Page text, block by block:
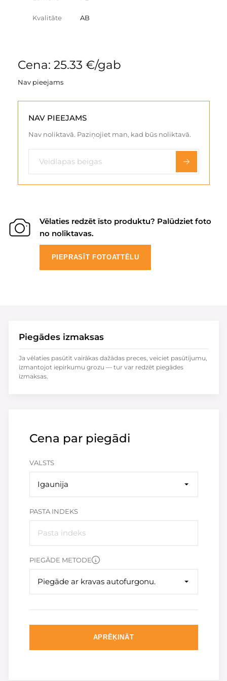
Kvalitāte AB
Cena: 25.33 €/gab
Nav pieejams
NAV PIEEJAMS
Nav noliktavā. Paziņojiet man, kad būs noliktavā.
Vēlaties redzēt īsto produktu? Palūdziet foto
no noliktavas.
PIEPRASĪT FOTOATTĒLU
Cena par piegādi
VALSTS
Igaunija
PASTA INDEKS
PIEGĀDE METODE
Piegāde ar kravas autofurgonu.
APRĒĶINĀT
Piegādes izmaksas
Ja vēlaties pasūtīt vairākas dažādas preces, veiciet pasūtījumu,
izmantojot iepirkumu grozu — tur var redzēt piegādes
izmaksas.